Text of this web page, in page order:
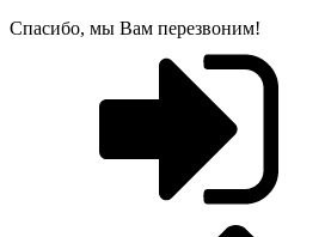
Спасибо, мы Вам перезвоним!